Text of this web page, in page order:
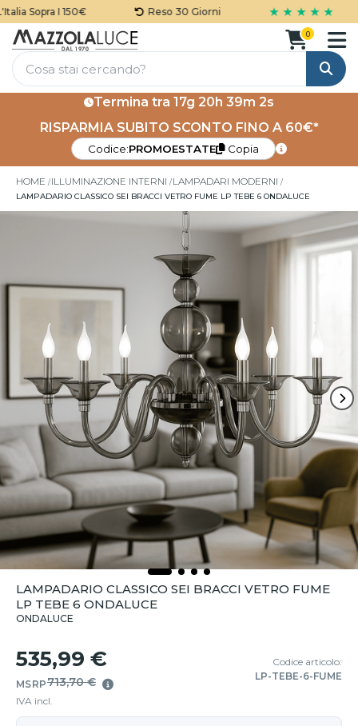
Sopra I 150€ Reso 30 Giorni ★ ★ ★ ★ ★
Cerca
0
Termina tra17g 20h 39m 1s
RISPARMIA SUBITO SCONTO FINO A 60€*
Codice:PROMOESTATE Copia
HOME ILLUMINAZIONE INTERNI LAMPADARI MODERNI
LAMPADARIO CLASSICO SEI BRACCI VETRO FUME LP TEBE 6 ONDALUCE
LAMPADARIO CLASSICO SEI BRACCI VETRO FUME
LP TEBE 6 ONDALUCE
ONDALUCE
535,99 €
MSRP713,70 €
IVA incl.
Codice articolo:
LP-TEBE-6-FUME